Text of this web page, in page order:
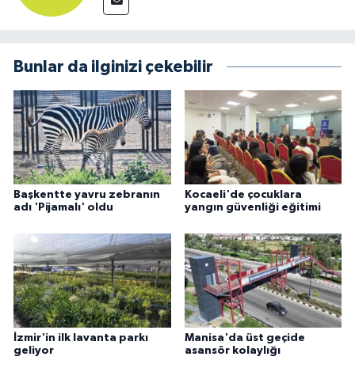
Bunlar da ilginizi çekebilir
Başkentte yavru zebranın
adı 'Pijamalı' oldu
Kocaeli'de çocuklara
yangın güvenliği eğitimi
İzmir'in ilk lavanta parkı
geliyor
Manisa'da üst geçide
asansör kolaylığı